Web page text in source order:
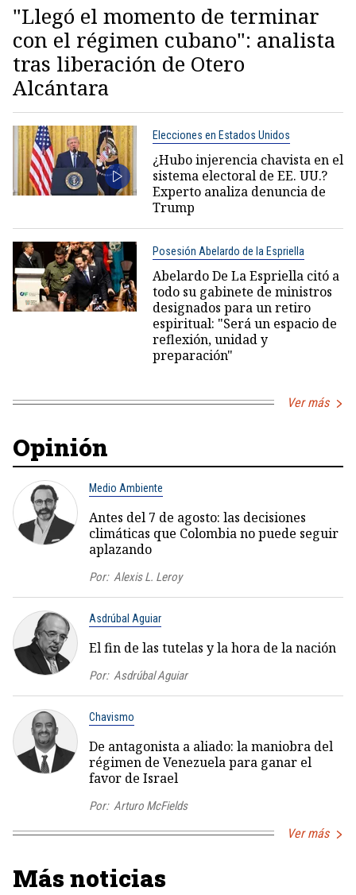
"Llegó el momento de terminar
con el régimen cubano": analista
tras liberación de Otero
Alcántara
Elecciones en Estados Unidos
¿Hubo injerencia chavista en el
sistema electoral de EE. UU.?
Experto analiza denuncia de
Trump
Posesión Abelardo de la Espriella
Abelardo De La Espriella citó a
todo su gabinete de ministros
designados para un retiro
espiritual: "Será un espacio de
reflexión, unidad y
preparación"
Ver más
Opinión
Medio Ambiente
Antes del 7 de agosto: las decisiones
climáticas que Colombia no puede seguir
aplazando
Por: Alexis L. Leroy
Asdrúbal Aguiar
El fin de las tutelas y la hora de la nación
Por: Asdrúbal Aguiar
Chavismo
De antagonista a aliado: la maniobra del
régimen de Venezuela para ganar el
favor de Israel
Por: Arturo McFields
Ver más
Más noticias